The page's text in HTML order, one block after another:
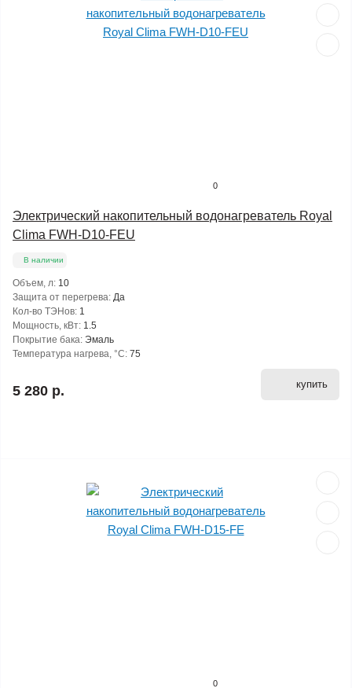
0
Электрический накопительный водонагреватель Royal
Clima FWH-D10-FEU
В наличии
Объем, л: 10
Защита от перегрева: Да
Кол-во ТЭНов: 1
Мощность, кВт: 1.5
Покрытие бака: Эмаль
Температура нагрева, °С: 75
5 280 р. купить
0